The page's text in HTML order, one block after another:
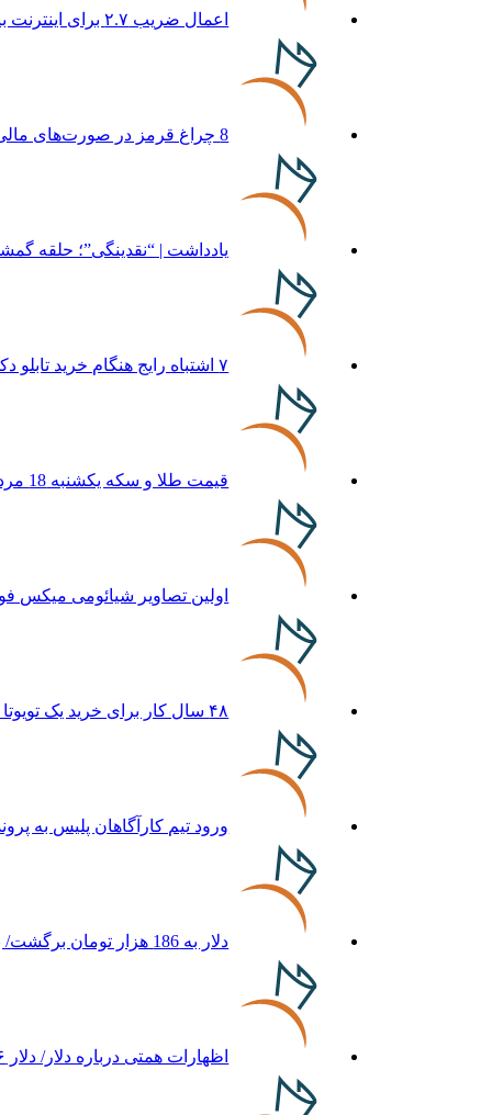
اعمال ضریب ۲.۷ برای اینترنت بین‌الملل صحت دارد؟ / واکنش سازمان تنظیم مقررات
8 چراغ قرمز در صورت‌های مالی که احتمال تقلب را آشکار می‌کند
یادداشت | “نقدینگی”؛ حلقه
۷ اشتباه رایج هنگام خرید تابلو دکوراتیو که بهتر است مرتکب نشوید
قیمت طلا و سکه یکشنبه 18 مرداد+ جدول
اولین تصاویر شیائومی میکس فولد ۵
۴۸ سال کار برای خرید یک تویوتا کمری
ورود تیم کارآگاهان پلیس به
دلار به 186 هزار تومان برگشت/ بازارها به توافق احتمالی هرمز چه واکنشی نشان دادند؟
اظهارات همتی درباره دلار/ دلار ۱۶ درصد گران شده؛ این افزایش طبیعی است